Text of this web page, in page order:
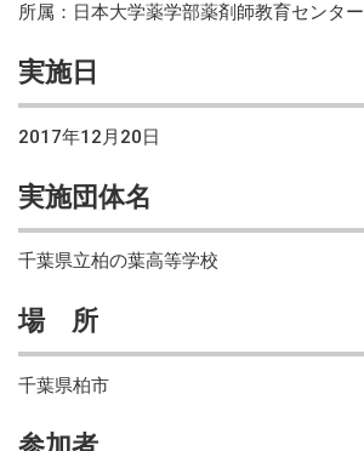
所属：日本大学薬学部薬剤師教育センター
実施日
2017年12月20日
実施団体名
千葉県立柏の葉高等学校
場 所
千葉県柏市
参加者